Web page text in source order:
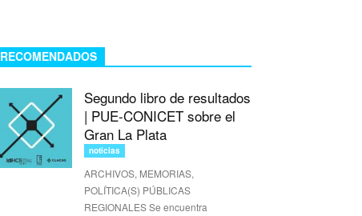
RECOMENDADOS
Segundo libro de resultados
| PUE-CONICET sobre el
Gran La Plata
noticias
ARCHIVOS, MEMORIAS,
POLÍTICA(S) PÚBLICAS
REGIONALES Se encuentra